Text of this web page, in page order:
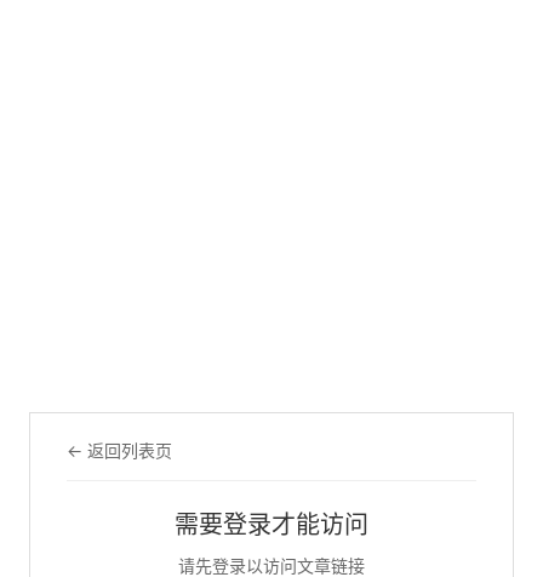
← 返回列表页
需要登录才能访问
请先登录以访问文章链接